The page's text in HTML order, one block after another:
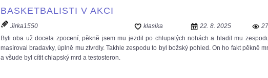
BASKETBALISTI V AKCI
Jirka1550 klasika 22. 8. 2025
Byli oba už docela zpocení, pěkně jsem mu jezdil po chlupatých nohách a hladil mu
masíroval bradavky, úplně mu ztvrdly. Takhle zespodu to byl božský pohled. On ho fakt pěkně
a všude byl cítit chlapský mrd a testosteron.